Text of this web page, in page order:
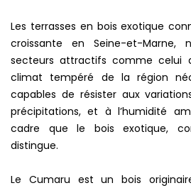
Les terrasses en bois exotique
croissante en Seine-et-Marne,
secteurs attractifs comme celui
climat tempéré de la région
capables de résister aux
précipitations, et à l’humidité
cadre que le bois exotique,
distingue.
Le Cumaru est un bois